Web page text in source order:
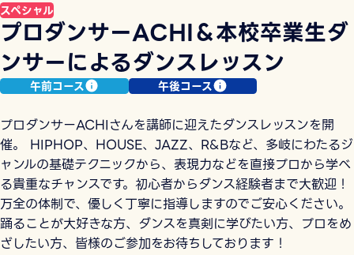
スペシャル
プロダンサーACHI＆本校卒業生ダ
ンサーによるダンスレッスン
午前コース 午後コース
プロダンサーACHIさんを講師に迎えたダンスレッスンを開
催。 HIPHOP、HOUSE、JAZZ、R&Bなど、多岐にわたるジ
ャンルの基礎テクニックから、表現力などを直接プロから学べ
る貴重なチャンスです。初心者からダンス経験者まで大歓迎！
万全の体制で、優しく丁寧に指導しますのでご安心ください。
踊ることが大好きな方、ダンスを真剣に学びたい方、プロをめ
ざしたい方、皆様のご参加をお待ちしております！